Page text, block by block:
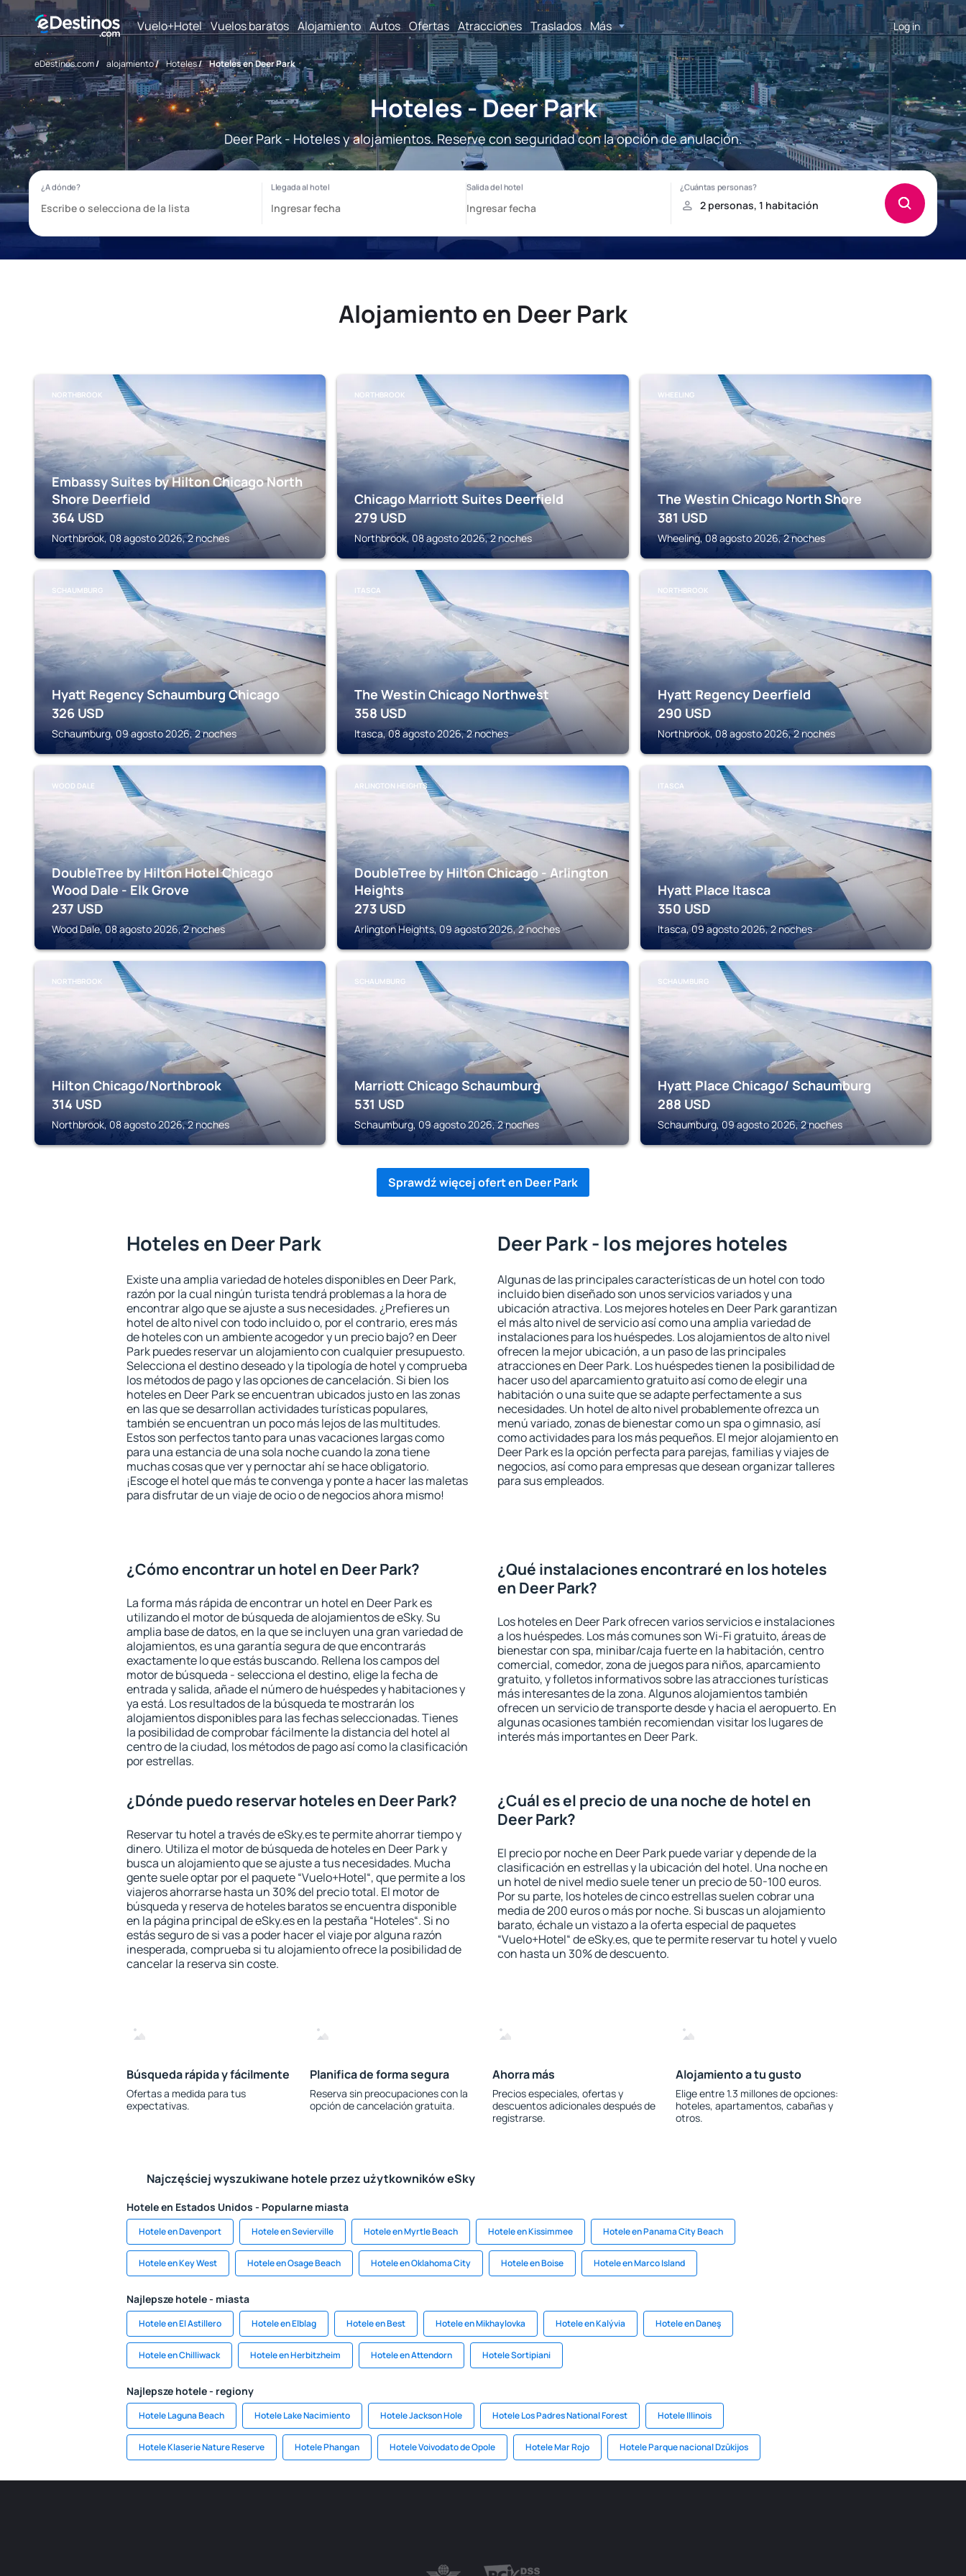
Vuelo+Hotel Vuelos baratos Alojamiento Autos Ofertas Atracciones Traslados Más Log in
eDestinos.com/ alojamiento/ Hoteles/ Hoteles en Deer Park
Hoteles - Deer Park
Deer Park - Hoteles y alojamientos. Reserve con seguridad con la opción de anulación.
Alojamiento en Deer Park
NORTHBROOK
Embassy Suites by Hilton Chicago North
Shore Deerfield
364 USD
Northbrook, 08 agosto 2026, 2 noches
NORTHBROOK
Chicago Marriott Suites Deerfield
279 USD
Northbrook, 08 agosto 2026, 2 noches
WHEELING
The Westin Chicago North Shore
381 USD
Wheeling, 08 agosto 2026, 2 noches
SCHAUMBURG
Hyatt Regency Schaumburg Chicago
326 USD
Schaumburg, 09 agosto 2026, 2 noches
ITASCA
The Westin Chicago Northwest
358 USD
Itasca, 08 agosto 2026, 2 noches
NORTHBROOK
Hyatt Regency Deerfield
290 USD
Northbrook, 08 agosto 2026, 2 noches
WOOD DALE
DoubleTree by Hilton Hotel Chicago
Wood Dale - Elk Grove
237 USD
Wood Dale, 08 agosto 2026, 2 noches
ARLINGTON HEIGHTS
DoubleTree by Hilton Chicago - Arlington
Heights
273 USD
Arlington Heights, 09 agosto 2026, 2 noches
ITASCA
Hyatt Place Itasca
350 USD
Itasca, 09 agosto 2026, 2 noches
NORTHBROOK
Hilton Chicago/Northbrook
314 USD
Northbrook, 08 agosto 2026, 2 noches
SCHAUMBURG
Marriott Chicago Schaumburg
531 USD
Schaumburg, 09 agosto 2026, 2 noches
SCHAUMBURG
Hyatt Place Chicago/ Schaumburg
288 USD
Schaumburg, 09 agosto 2026, 2 noches
Sprawdź więcej ofert en Deer Park
Hoteles en Deer Park
Existe una amplia variedad de hoteles disponibles en Deer Park,
razón por la cual ningún turista tendrá problemas a la hora de
encontrar algo que se ajuste a sus necesidades. ¿Prefieres un
hotel de alto nivel con todo incluido o, por el contrario, eres más
de hoteles con un ambiente acogedor y un precio bajo? en Deer
Park puedes reservar un alojamiento con cualquier presupuesto.
Selecciona el destino deseado y la tipología de hotel y comprueba
los métodos de pago y las opciones de cancelación. Si bien los
hoteles en Deer Park se encuentran ubicados justo en las zonas
en las que se desarrollan actividades turísticas populares,
también se encuentran un poco más lejos de las multitudes.
Estos son perfectos tanto para unas vacaciones largas como
para una estancia de una sola noche cuando la zona tiene
muchas cosas que ver y pernoctar ahí se hace obligatorio.
¡Escoge el hotel que más te convenga y ponte a hacer las maletas
para disfrutar de un viaje de ocio o de negocios ahora mismo!
Deer Park - los mejores hoteles
Algunas de las principales características de un hotel con todo
incluido bien diseñado son unos servicios variados y una
ubicación atractiva. Los mejores hoteles en Deer Park garantizan
el más alto nivel de servicio así como una amplia variedad de
instalaciones para los huéspedes. Los alojamientos de alto nivel
ofrecen la mejor ubicación, a un paso de las principales
atracciones en Deer Park. Los huéspedes tienen la posibilidad de
hacer uso del aparcamiento gratuito así como de elegir una
habitación o una suite que se adapte perfectamente a sus
necesidades. Un hotel de alto nivel probablemente ofrezca un
menú variado, zonas de bienestar como un spa o gimnasio, así
como actividades para los más pequeños. El mejor alojamiento en
Deer Park es la opción perfecta para parejas, familias y viajes de
negocios, así como para empresas que desean organizar talleres
para sus empleados.
¿Cómo encontrar un hotel en Deer Park?
La forma más rápida de encontrar un hotel en Deer Park es
utilizando el motor de búsqueda de alojamientos de eSky. Su
amplia base de datos, en la que se incluyen una gran variedad de
alojamientos, es una garantía segura de que encontrarás
exactamente lo que estás buscando. Rellena los campos del
motor de búsqueda - selecciona el destino, elige la fecha de
entrada y salida, añade el número de huéspedes y habitaciones y
ya está. Los resultados de la búsqueda te mostrarán los
alojamientos disponibles para las fechas seleccionadas. Tienes
la posibilidad de comprobar fácilmente la distancia del hotel al
centro de la ciudad, los métodos de pago así como la clasificación
por estrellas.
¿Qué instalaciones encontraré en los hoteles
en Deer Park?
Los hoteles en Deer Park ofrecen varios servicios e instalaciones
a los huéspedes. Los más comunes son Wi-Fi gratuito, áreas de
bienestar con spa, minibar/caja fuerte en la habitación, centro
comercial, comedor, zona de juegos para niños, aparcamiento
gratuito, y folletos informativos sobre las atracciones turísticas
más interesantes de la zona. Algunos alojamientos también
ofrecen un servicio de transporte desde y hacia el aeropuerto. En
algunas ocasiones también recomiendan visitar los lugares de
interés más importantes en Deer Park.
¿Dónde puedo reservar hoteles en Deer Park?
Reservar tu hotel a través de eSky.es te permite ahorrar tiempo y
dinero. Utiliza el motor de búsqueda de hoteles en Deer Park y
busca un alojamiento que se ajuste a tus necesidades. Mucha
gente suele optar por el paquete “Vuelo+Hotel“, que permite a los
viajeros ahorrarse hasta un 30% del precio total. El motor de
búsqueda y reserva de hoteles baratos se encuentra disponible
en la página principal de eSky.es en la pestaña “Hoteles“. Si no
estás seguro de si vas a poder hacer el viaje por alguna razón
inesperada, comprueba si tu alojamiento ofrece la posibilidad de
cancelar la reserva sin coste.
¿Cuál es el precio de una noche de hotel en
Deer Park?
El precio por noche en Deer Park puede variar y depende de la
clasificación en estrellas y la ubicación del hotel. Una noche en
un hotel de nivel medio suele tener un precio de 50-100 euros.
Por su parte, los hoteles de cinco estrellas suelen cobrar una
media de 200 euros o más por noche. Si buscas un alojamiento
barato, échale un vistazo a la oferta especial de paquetes
“Vuelo+Hotel“ de eSky.es, que te permite reservar tu hotel y vuelo
con hasta un 30% de descuento.
Búsqueda rápida y fácilmente
Ofertas a medida para tus
expectativas.
Planifica de forma segura
Reserva sin preocupaciones con la
opción de cancelación gratuita.
Ahorra más
Precios especiales, ofertas y
descuentos adicionales después de
registrarse.
Alojamiento a tu gusto
Elige entre 1.3 millones de opciones:
hoteles, apartamentos, cabañas y
otros.
Najczęściej wyszukiwane hotele przez użytkowników eSky
Hotele en Estados Unidos - Popularne miasta
Hotele en Davenport Hotele en Sevierville Hotele en Myrtle Beach Hotele en Kissimmee Hotele en Panama City Beach
Hotele en Key West Hotele en Osage Beach Hotele en Oklahoma City Hotele en Boise Hotele en Marco Island
Najlepsze hotele - miasta
Hotele en El Astillero Hotele en Elblag Hotele en Best Hotele en Mikhaylovka Hotele en Kalývia Hotele en Daneş
Hotele en Chilliwack Hotele en Herbitzheim Hotele en Attendorn Hotele Sortipiani
Najlepsze hotele - regiony
Hotele Laguna Beach Hotele Lake Nacimiento Hotele Jackson Hole Hotele Los Padres National Forest Hotele Illinois
Hotele Klaserie Nature Reserve Hotele Phangan Hotele Voivodato de Opole Hotele Mar Rojo Hotele Parque nacional Dzūkijos